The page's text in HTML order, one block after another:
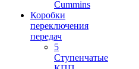
Cummins
Коробки
переключения
передач
5
Ступенчатые